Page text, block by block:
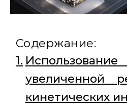
Содержание:
увеличенной
кинетических